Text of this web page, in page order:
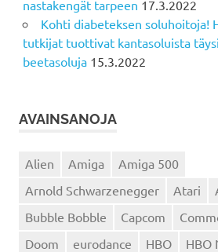
nastakengät tarpeen 17.3.2022
Kohti diabeteksen soluhoitoja!
tutkijat tuottivat kantasoluista
beetasoluja 15.3.2022
AVAINSANOJA
Alien Amiga
Amiga 500
Arnold Schwarzenegger
Atari
Bubble Bobble
Capcom
Doom
eurodance HBO HBO